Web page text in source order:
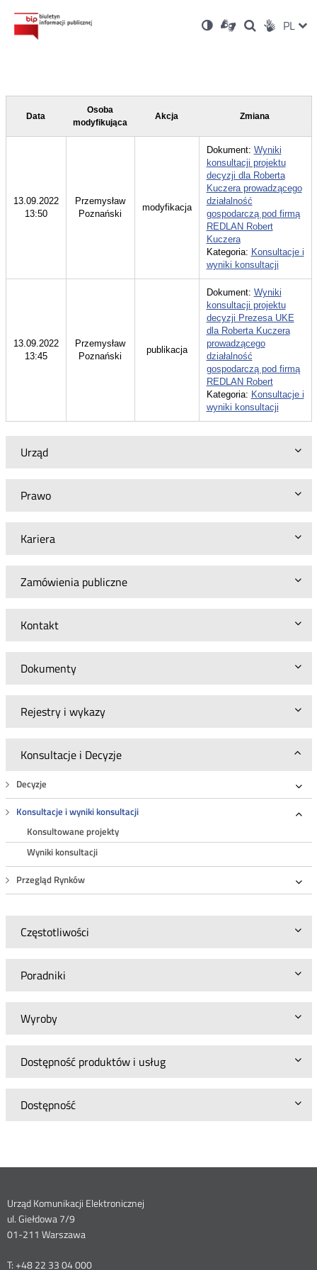
Ustawienia
Wersja
kontrastowa
Dla
niesłyszących
OtwórzOtwórz
w
Otwórz
w
Social PL
Urząd
Prawo
Kariera
Zamówienia publiczne
Kontakt
Dokumenty
Rejestry i wykazy
Konsultacje i Decyzje
Decyzje
Konsultacje i wyniki konsultacji
Konsultowane projekty
Wyniki konsultacji
Przegląd Rynków
Częstotliwości
Poradniki
Wyroby
Dostępność produktów i usług
Dostępność
Data
Osoba
modyfikująca
Akcja Zmiana
13.09.2022
13:50
Przemysław
Poznański
modyfikacja
Dokument: Wyniki
konsultacji projektu
decyzji dla Roberta
Kuczera prowadzącego
działalność
gospodarczą pod firmą
REDLAN Robert
Kuczera
Kategoria: Konsultacje i
wyniki konsultacji
13.09.2022
13:45
Przemysław
Poznański
publikacja
Dokument: Wyniki
konsultacji projektu
decyzji Prezesa UKE
dla Roberta Kuczera
prowadzącego
działalność
gospodarczą pod firmą
REDLAN Robert
Kategoria: Konsultacje i
wyniki konsultacji
Dane
kontaktowe
Urząd Komunikacji Elektronicznej
ul. Giełdowa 7/9
01-211 Warszawa
T: +48 22 33 04 000